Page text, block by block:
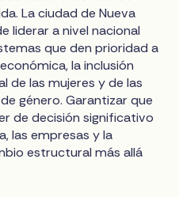
La ciudad de Nueva
liderar a nivel nacional
que den prioridad a
la inclusión
de las mujeres y de las
género. Garantizar que
de decisión significativo
las empresas y la
estructural más allá